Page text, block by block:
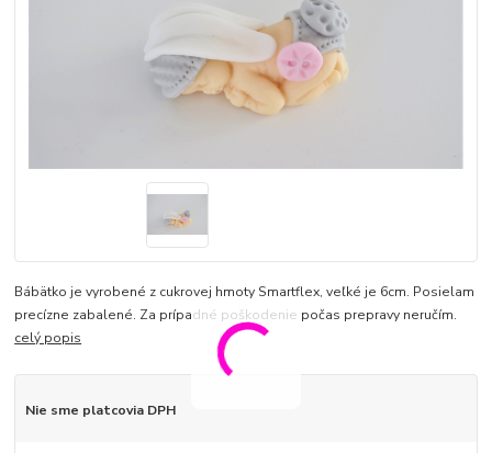
Bábätko je vyrobené z cukrovej hmoty Smartflex, veľké je 6cm. Posielam
precízne zabalené. Za prípadné poškodenie počas prepravy neručím.
celý popis
Nie sme platcovia DPH